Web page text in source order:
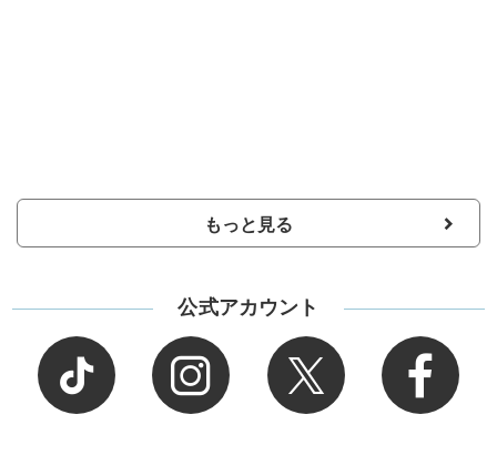
もっと見る
公式アカウント